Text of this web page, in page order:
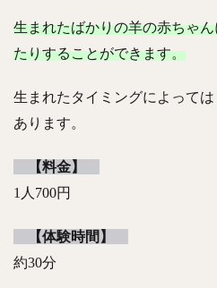
生まれたばかりの羊の赤ちゃ
たりすることができます。
生まれたタイミングによって
あります。
【料金】
1人700円
【体験時間】
約30分